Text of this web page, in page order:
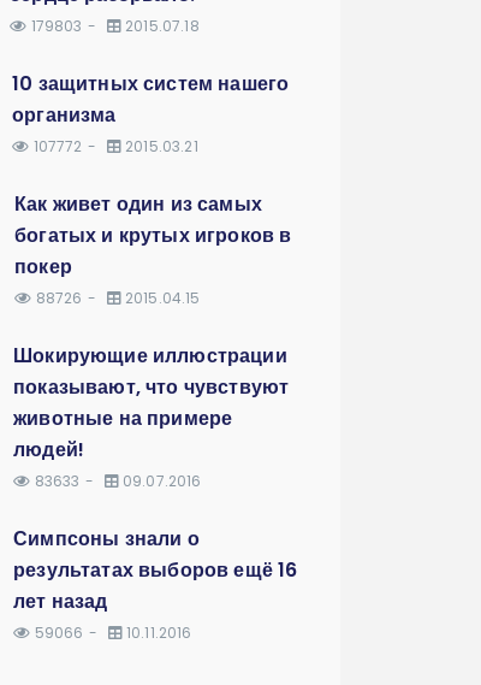
179803 2015.07.18
10 защитных систем нашего
организма
107772 2015.03.21
Как живет один из самых
богатых и крутых игроков в
покер
88726 2015.04.15
Шокирующие иллюстрации
показывают, что чувствуют
животные на примере
людей!
83633 09.07.2016
Симпсоны знали о
результатах выборов ещё 16
лет назад
59066 10.11.2016